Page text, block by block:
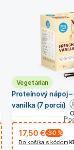
Vegetarian
Proteínový nápoj
vanilka (7 porcií)
17,50 €-30 %
Do košíka s kódom